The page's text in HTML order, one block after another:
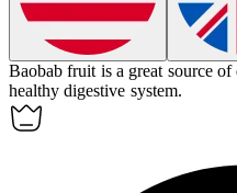
Baobab fruit is a great source
healthy digestive system.